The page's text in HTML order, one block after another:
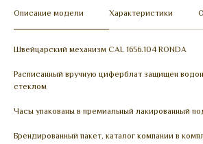
Описание модели Характеристики
Швейцарский механизм CAL 1656.104 RONDA
Расписанный вручную циферблат защищен
стеклом
Часы упакованы в премиальный лакированный
Брендированный пакет, каталог компании в